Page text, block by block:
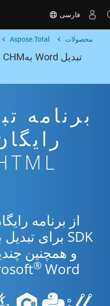
فارسی
محصولات Aspose.Total
برنامه
و همچنین
® Word استفاده کنید.